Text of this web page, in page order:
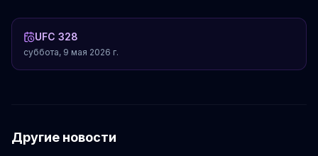
UFC 328
суббота, 9 мая 2026 г.
Другие новости